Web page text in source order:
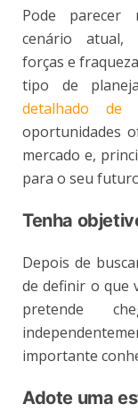
Pode parecer
cenário atual,
forças e
tipo de
detalhado de
oportunidades
mercado e,
para o seu
Tenha
Depois de
de definir o que
pretende
importante
Adote uma